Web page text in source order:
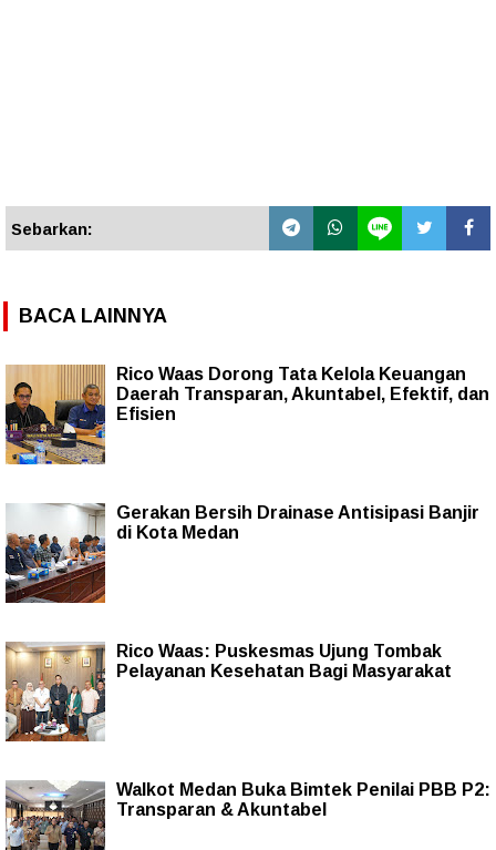
Sebarkan:
BACA LAINNYA
Rico Waas Dorong Tata Kelola Keuangan
Daerah Transparan, Akuntabel, Efektif, dan
Efisien
Gerakan Bersih Drainase Antisipasi Banjir
di Kota Medan
Rico Waas: Puskesmas Ujung Tombak
Pelayanan Kesehatan Bagi Masyarakat
Walkot Medan Buka Bimtek Penilai PBB P2:
Transparan & Akuntabel